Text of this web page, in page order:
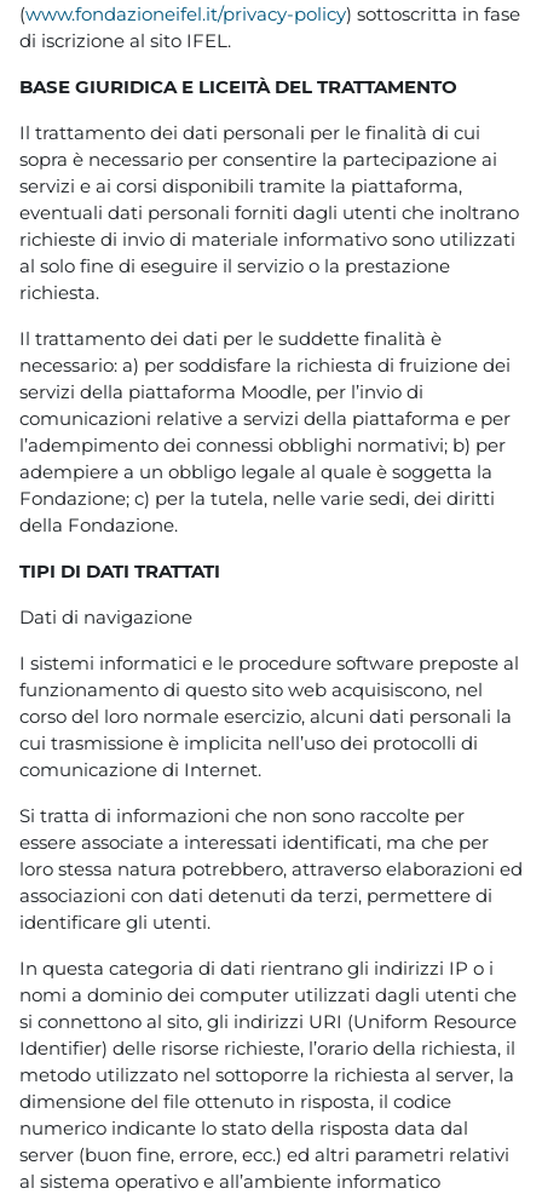
(www.fondazioneifel.it/privacy-policy) sottoscritta in fase
di iscrizione al sito IFEL.
BASE GIURIDICA E LICEITÀ DEL TRATTAMENTO
Il trattamento dei dati personali per le finalità di cui
sopra è necessario per consentire la partecipazione ai
servizi e ai corsi disponibili tramite la piattaforma,
eventuali dati personali forniti dagli utenti che inoltrano
richieste di invio di materiale informativo sono utilizzati
al solo fine di eseguire il servizio o la prestazione
richiesta.
Il trattamento dei dati per le suddette finalità è
necessario: a) per soddisfare la richiesta di fruizione dei
servizi della piattaforma Moodle, per l’invio di
comunicazioni relative a servizi della piattaforma e per
l’adempimento dei connessi obblighi normativi; b) per
adempiere a un obbligo legale al quale è soggetta la
Fondazione; c) per la tutela, nelle varie sedi, dei diritti
della Fondazione.
TIPI DI DATI TRATTATI
Dati di navigazione
I sistemi informatici e le procedure software preposte al
funzionamento di questo sito web acquisiscono, nel
corso del loro normale esercizio, alcuni dati personali la
cui trasmissione è implicita nell’uso dei protocolli di
comunicazione di Internet.
Si tratta di informazioni che non sono raccolte per
essere associate a interessati identificati, ma che per
loro stessa natura potrebbero, attraverso elaborazioni ed
associazioni con dati detenuti da terzi, permettere di
identificare gli utenti.
In questa categoria di dati rientrano gli indirizzi IP o i
nomi a dominio dei computer utilizzati dagli utenti che
si connettono al sito, gli indirizzi URI (Uniform Resource
Identifier) delle risorse richieste, l’orario della richiesta, il
metodo utilizzato nel sottoporre la richiesta al server, la
dimensione del file ottenuto in risposta, il codice
numerico indicante lo stato della risposta data dal
server (buon fine, errore, ecc.) ed altri parametri relativi
al sistema operativo e all’ambiente informatico